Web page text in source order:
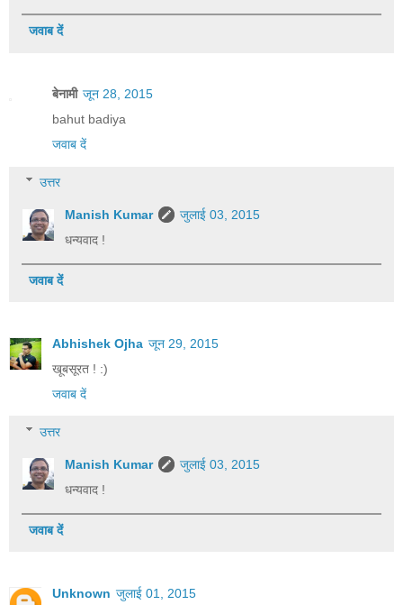
जवाब दें
बेनामी जून 28, 2015
bahut badiya
जवाब दें
उत्तर
Manish Kumar
जुलाई 03, 2015
धन्यवाद !
जवाब दें
Abhishek Ojha जून 29, 2015
खूबसूरत ! :)
जवाब दें
उत्तर
Manish Kumar
जुलाई 03, 2015
धन्यवाद !
जवाब दें
Unknown जुलाई 01, 2015